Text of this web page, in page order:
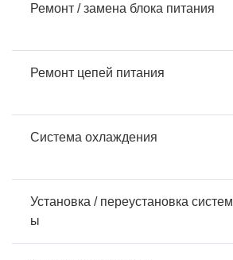
Ремонт / замена блока питания
Ремонт цепей питания
Система охлаждения
Установка / переустановка систем
ы